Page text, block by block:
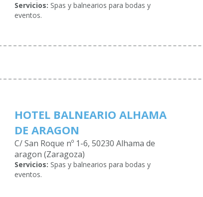
Servicios: Spas y balnearios para bodas y
eventos.
HOTEL BALNEARIO ALHAMA
DE ARAGON
C/ San Roque nº 1-6, 50230 Alhama de
aragon (Zaragoza)
Servicios: Spas y balnearios para bodas y
eventos.